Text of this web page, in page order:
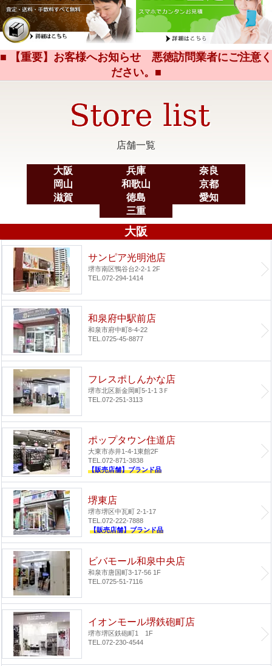
■ 【重要】お客様へお知らせ 悪徳訪問業者にご注意く
ださい。■
店舗一覧
大阪 兵庫
奈良
岡山
和歌山
京都
滋賀
徳島
愛知
三重
大阪
サンピア光明池店
堺市南区鴨谷台2-2-1 2F
TEL.072-294-1414
和泉府中駅前店
和泉市府中町8-4-22
TEL.0725-45-8877
フレスポしんかな店
堺市北区新金岡町5-1-1 3Ｆ
TEL.072-251-3113
ポップタウン住道店
大東市赤井1-4-1東館2F
TEL.072-871-3838
【販売店舗】ブランド品
堺東店
堺市堺区中瓦町 2-1-17
TEL.072-222-7888
【販売店舗】ブランド品
ビバモール和泉中央店
和泉市唐国町3-17-56 1F
TEL.0725-51-7116
イオンモール堺鉄砲町店
堺市堺区鉄砲町1 1F
TEL.072-230-4544